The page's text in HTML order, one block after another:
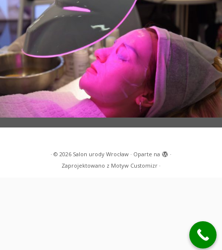
· © 2026 Salon urody Wrocław · Oparte na
·
Zaprojektowano z Motyw Customizr ·